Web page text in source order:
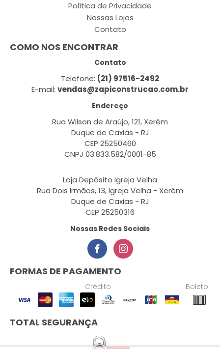
Política de Privacidade
Nossas Lojas
Contato
COMO NOS ENCONTRAR
Contato
Telefone: (21) 97516-2492
E-mail: vendas@zapiconstrucao.com.br
Endereço
Rua Wilson de Araújo, 121, Xerém
Duque de Caxias - RJ
CEP 25250460
CNPJ 03.833.582/0001-85
Loja Depósito Igreja Velha
Rua Dois Irmãos, 13, Igreja Velha - Xerém
Duque de Caxias - RJ
CEP 25250316
Nossas Redes Sociais
FORMAS DE PAGAMENTO
Crédito Boleto
TOTAL SEGURANÇA